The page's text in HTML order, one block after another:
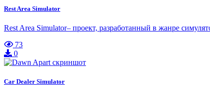
Rest Area Simulator
Rest Area Simulator– проект, разработанный в жанре
73
0
Car Dealer Simulator